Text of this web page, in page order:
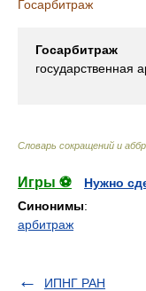
Госарбитраж
Госарбитраж
государственная
Словарь сокращений и
Игры ⚽
Нужно
Синонимы:
арбитраж
ИПНГ РАН